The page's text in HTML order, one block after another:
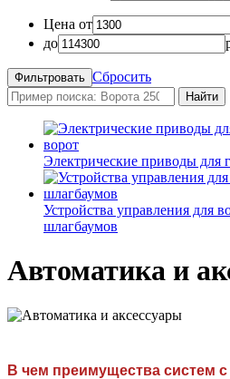
Цена от
до
Сбросить
Найти
Электрические приводы для
Устройства управления для
шлагбаумов
Автоматика и
В чем преимущества систем